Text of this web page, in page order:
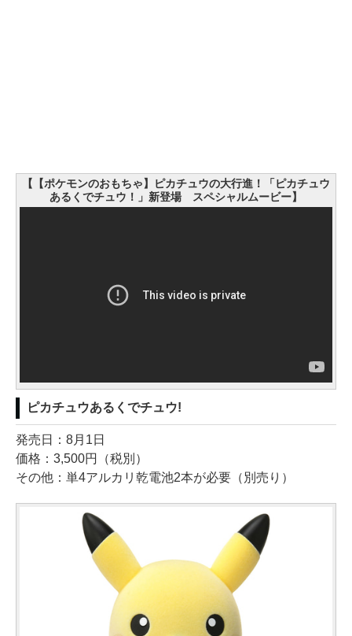
【【ポケモンのおもちゃ】ピカチュウの大行進！「ピカチュウ
あるくでチュウ！」新登場 スペシャルムービー】
ピカチュウあるくでチュウ!
発売日：8月1日
価格：3,500円（税別）
その他：単4アルカリ乾電池2本が必要（別売り）